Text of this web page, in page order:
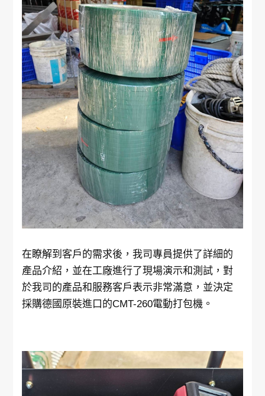
在瞭解到客戶的需求後，我司專員提供了詳細的
產品介紹，並在工廠進行了現場演示和測試，對
於我司的產品和服務客戶表示非常滿意，並決定
採購德國原裝進口的CMT-260電動打包機。